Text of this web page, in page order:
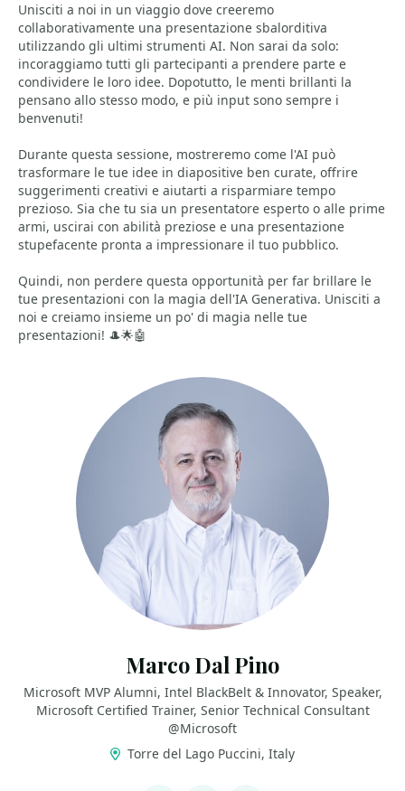
Unisciti a noi in un viaggio dove creeremo
collaborativamente una presentazione sbalorditiva
utilizzando gli ultimi strumenti AI. Non sarai da solo:
incoraggiamo tutti gli partecipanti a prendere parte e
condividere le loro idee. Dopotutto, le menti brillanti la
pensano allo stesso modo, e più input sono sempre i
benvenuti!
Durante questa sessione, mostreremo come l'AI può
trasformare le tue idee in diapositive ben curate, offrire
suggerimenti creativi e aiutarti a risparmiare tempo
prezioso. Sia che tu sia un presentatore esperto o alle prime
armi, uscirai con abilità preziose e una presentazione
stupefacente pronta a impressionare il tuo pubblico.
Quindi, non perdere questa opportunità per far brillare le
tue presentazioni con la magia dell'IA Generativa. Unisciti a
noi e creiamo insieme un po' di magia nelle tue
presentazioni! 🎩🌟🤖
Marco Dal Pino
Microsoft MVP Alumni, Intel BlackBelt & Innovator, Speaker,
Microsoft Certified Trainer, Senior Technical Consultant
@Microsoft
Torre del Lago Puccini, Italy